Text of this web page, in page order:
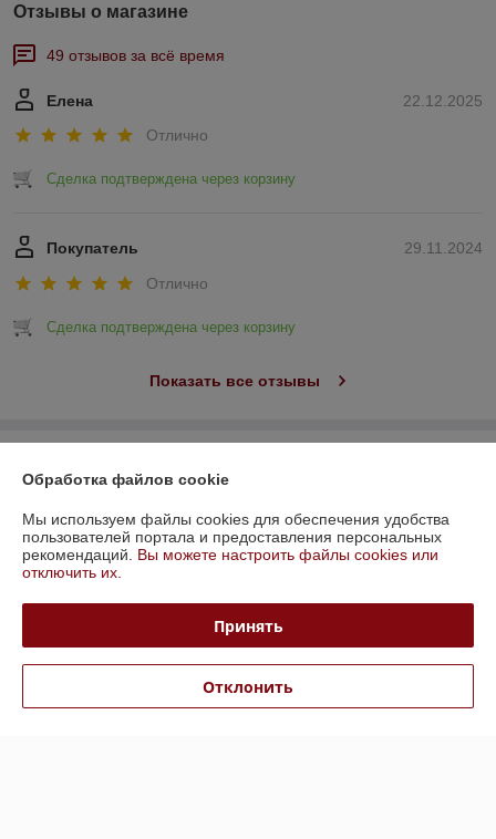
Отзывы о магазине
49 отзывов за всё время
22.12.2025
Елена
Отлично
Сделка подтверждена через корзину
29.11.2024
Покупатель
Отлично
Сделка подтверждена через корзину
Показать все отзывы
Доставка и оплата
График работы
Полная версия сайта
Обработка файлов cookie
Мы используем файлы cookies для обеспечения удобства
пользователей портала и предоставления персональных
рекомендаций. Вы можете настроить файлы cookies или
отключить их.
Принять
Отклонить